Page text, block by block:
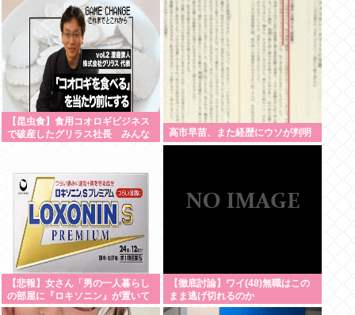
【昆虫食】食用コオロギビジネス
で破産したグリラス社長 みんな
高市早苗、また経歴にウソが判明
【悲報】女さん「男の一人暮らし
の部屋に『ロキソニン』が置いて
あったら浮気確定です」
【徹底討論】ワイ(48)無職はこの
まま逃げ切れるのか